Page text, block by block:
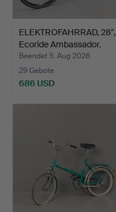
ELEKTROFAHRRAD, 28",
Ecoride Ambassador.
Beendet 5. Aug 2026
29 Gebote
686 USD